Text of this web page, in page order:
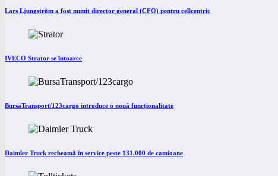
Lars Ljungström a fost numit director general (CFO) pentru cellcentric
IVECO Strator se întoarce
BursaTransport/123cargo introduce o nouă funcționalitate
Daimler Truck recheamă în service peste 131.000 de camioane